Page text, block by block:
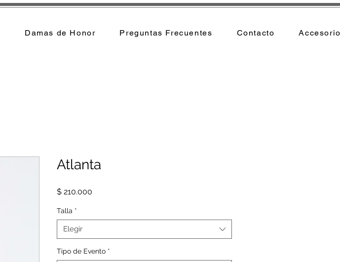
Damas de Honor Preguntas Frecuentes Contacto
Atlanta
$ 210.000
Talla *
Elegir
Tipo de Evento *